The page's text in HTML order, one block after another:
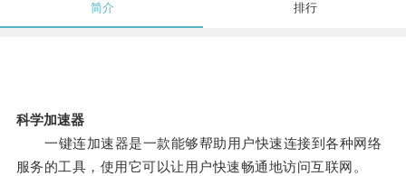
简介 排行
科学加速器
一键连加速器是一款能够帮助用户快速连接到各种网络
服务的工具，使用它可以让用户快速畅通地访问互联网。